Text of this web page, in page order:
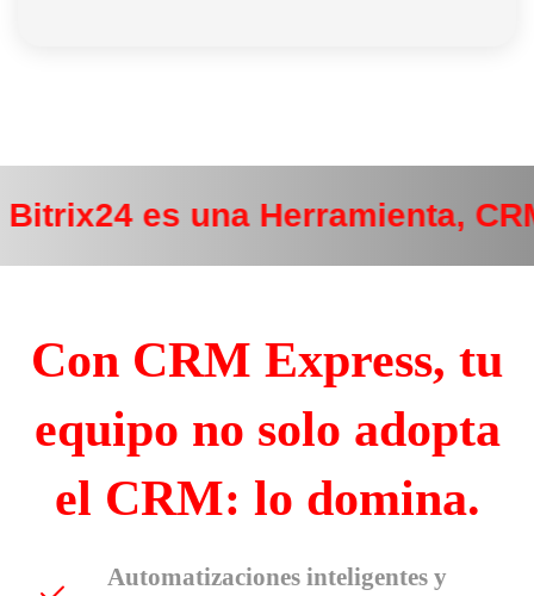
Bitrix24 es una Herramienta,
Con CRM Express, tu
equipo no solo adopta
el CRM: lo domina.
Automatizaciones inteligentes y